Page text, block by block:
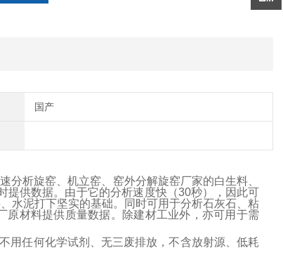
国产
析旋窑、机立窑、窑外分解旋窑厂家的白生料、
提供数据。由于它的分析速度快（30秒），因此可
水泥打下坚实的基础。同时可用于分析石灰石、粘
材料提供质量数据。除建材工业外，亦可用于需
用任何化学试剂、无三废排放，不含放射源、低耗